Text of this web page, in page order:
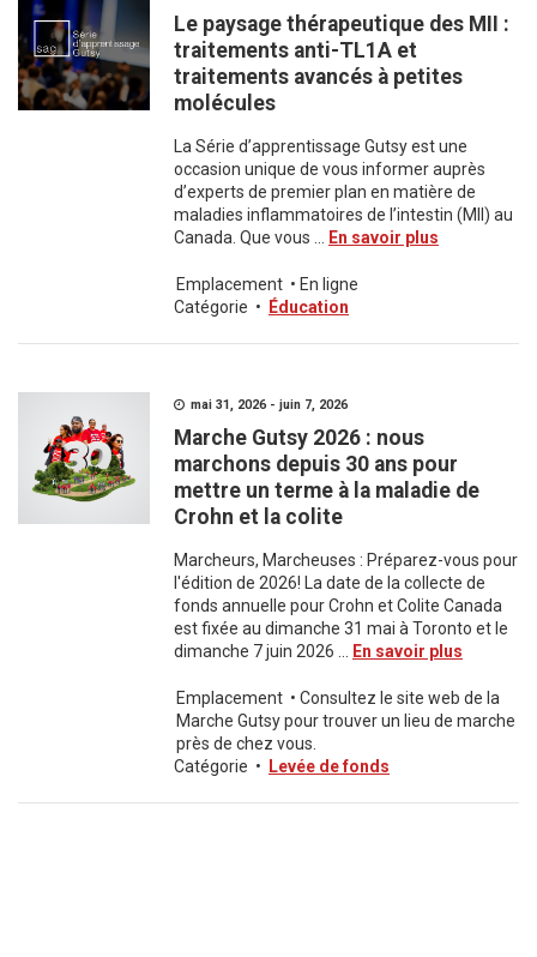
Le paysage thérapeutique des MII :
traitements anti-TL1A et
traitements avancés à petites
molécules
La Série d’apprentissage Gutsy est une
occasion unique de vous informer auprès
d’experts de premier plan en matière de
maladies inflammatoires de l’intestin (MII) au
Canada. Que vous ...
En savoir plus
Emplacement • En ligne
Catégorie • Éducation
mai 31, 2026 - juin 7, 2026
Marche Gutsy 2026 : nous
marchons depuis 30 ans pour
mettre un terme à la maladie de
Crohn et la colite
Marcheurs, Marcheuses : Préparez-vous pour
l'édition de 2026! La date de la collecte de
fonds annuelle pour Crohn et Colite Canada
est fixée au dimanche 31 mai à Toronto et le
dimanche 7 juin 2026 ...
En savoir plus
Emplacement • Consultez le site web de la
Marche Gutsy pour trouver un lieu de marche
près de chez vous.
Catégorie • Levée de fonds